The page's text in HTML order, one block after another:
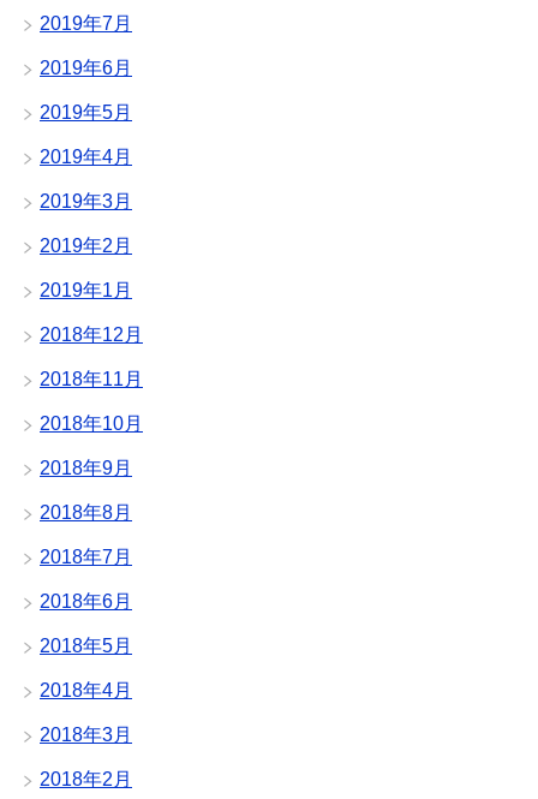
2019年7月
2019年6月
2019年5月
2019年4月
2019年3月
2019年2月
2019年1月
2018年12月
2018年11月
2018年10月
2018年9月
2018年8月
2018年7月
2018年6月
2018年5月
2018年4月
2018年3月
2018年2月